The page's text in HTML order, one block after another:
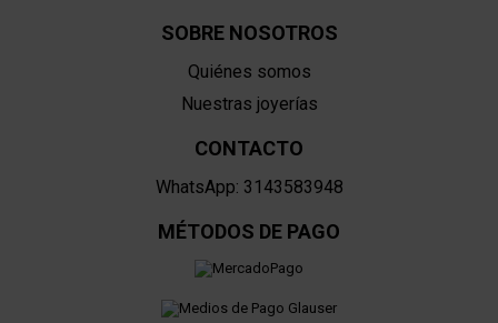
SOBRE NOSOTROS
Quiénes somos
Nuestras joyerías
CONTACTO
WhatsApp: 3143583948
MÉTODOS DE PAGO